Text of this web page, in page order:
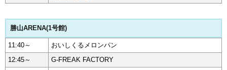
勝山ARENA(1号館)
11:40～
おいしくるメロンパン
12:45～
G-FREAK FACTORY